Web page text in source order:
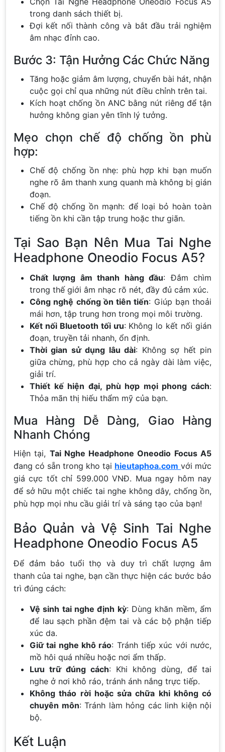
trong danh sách thiết bị.
Đợi kết nối thành công và bắt đầu trải nghiệm
âm nhạc đỉnh cao.
Bước 3: Tận Hưởng Các Chức Năng
Tăng hoặc giảm âm lượng, chuyển bài hát, nhận
cuộc gọi chỉ qua những nút điều chỉnh trên tai.
Kích hoạt chống ồn ANC bằng nút riêng để tận
hưởng không gian yên tĩnh lý tưởng.
Mẹo chọn chế độ chống ồn phù
hợp:
Chế độ chống ồn nhẹ: phù hợp khi bạn muốn
nghe rõ âm thanh xung quanh mà không bị gián
đoạn.
Chế độ chống ồn mạnh: để loại bỏ hoàn toàn
tiếng ồn khi cần tập trung hoặc thư giãn.
Tại Sao Bạn Nên Mua Tai Nghe
Headphone Oneodio Focus A5?
Chất lượng âm thanh hàng đầu: Đắm chìm
trong thế giới âm nhạc rõ nét, đầy đủ cảm xúc.
Công nghệ chống ồn tiên tiến: Giúp bạn thoải
mái hơn, tập trung hơn trong mọi môi trường.
Kết nối Bluetooth tối ưu: Không lo kết nối gián
đoạn, truyền tải nhanh, ổn định.
Thời gian sử dụng lâu dài: Không sợ hết pin
giữa chừng, phù hợp cho cả ngày dài làm việc,
giải trí.
Thiết kế hiện đại, phù hợp mọi phong cách:
Thỏa mãn thị hiếu thẩm mỹ của bạn.
Mua Hàng Dễ Dàng, Giao Hàng
Nhanh Chóng
Hiện tại, Tai Nghe Headphone Oneodio Focus A5
đang có sẵn trong kho tại hieutaphoa.com với mức
giá cực tốt chỉ 599.000 VNĐ. Mua ngay hôm nay
để sở hữu một chiếc tai nghe không dây, chống ồn,
phù hợp mọi nhu cầu giải trí và sáng tạo của bạn!
Bảo Quản và Vệ Sinh Tai Nghe
Headphone Oneodio Focus A5
Để đảm bảo tuổi thọ và duy trì chất lượng âm
thanh của tai nghe, bạn cần thực hiện các bước bảo
trì đúng cách:
Vệ sinh tai nghe định kỳ: Dùng khăn mềm, ẩm
để lau sạch phần đệm tai và các bộ phận tiếp
xúc da.
Giữ tai nghe khô ráo: Tránh tiếp xúc với nước,
mồ hôi quá nhiều hoặc nơi ẩm thấp.
Lưu trữ đúng cách: Khi không dùng, để tai
nghe ở nơi khô ráo, tránh ánh nắng trực tiếp.
Không tháo rời hoặc sửa chữa khi không có
chuyên môn: Tránh làm hỏng các linh kiện nội
bộ.
Kết Luận